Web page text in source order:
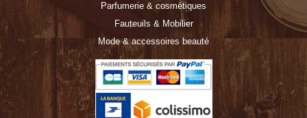
Parfumerie & cosmétiques
Fauteuils & Mobilier
Mode & accessoires beauté